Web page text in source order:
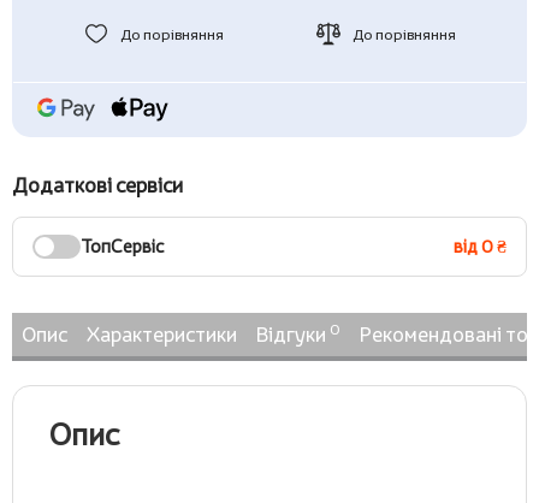
До порівняння До порівняння
Додаткові сервіси
ТопСервіс від 0 ₴
Опис Характеристики Відгуки 0 Рекомендовані
Опис